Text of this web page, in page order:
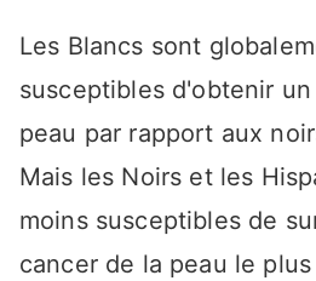
Les Blancs sont
susceptibles d'obtenir
peau par rapport aux
Mais les Noirs et les
moins susceptibles de
cancer de la peau le